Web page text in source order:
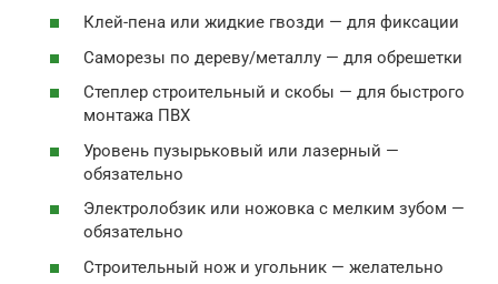
Клей-пена или жидкие гвозди — для фиксации
Саморезы по дереву/металлу — для обрешетки
Степлер строительный и скобы — для быстрого
монтажа ПВХ
Уровень пузырьковый или лазерный —
обязательно
Электролобзик или ножовка с мелким зубом —
обязательно
Строительный нож и угольник — желательно